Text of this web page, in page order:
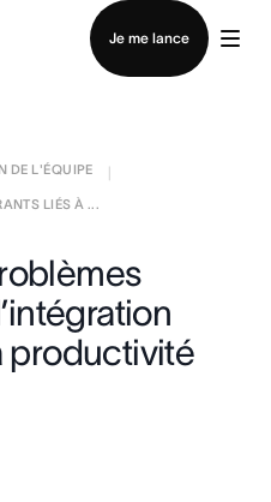
Je me lance
commercial
DE L'ÉQUIPE
LIÉS À ...
productivité